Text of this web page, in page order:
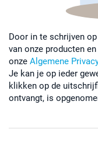
Door in te schrijven
van onze producten
onze Algemene
Je kan je op ieder
klikken op de
ontvangt, is